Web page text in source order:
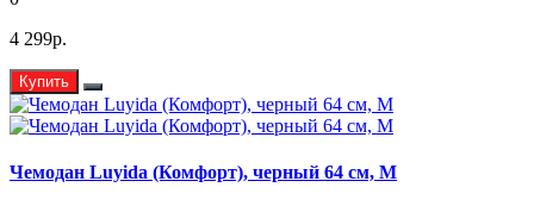
4 299р.
Купить
Чемодан Luyida (Комфорт), черный 64 см, M